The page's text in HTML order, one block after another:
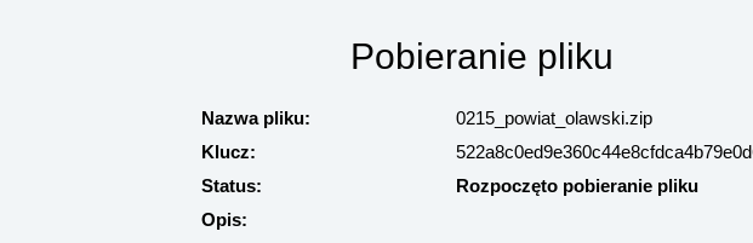
Pobieranie pliku
Nazwa pliku:
0215_powiat_olawski.zip
Klucz:
Status:
Rozpoczęto pobieranie pliku
Opis: